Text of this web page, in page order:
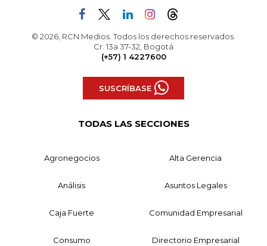
© 2026, RCN Medios. Todos los derechos reservados.
Cr. 13a 37-32, Bogotá
(+57) 1 4227600
SUSCRÍBASE
TODAS LAS SECCIONES
Agronegocios Alta Gerencia
Análisis Asuntos Legales
Caja Fuerte Comunidad Empresarial
Consumo Directorio Empresarial